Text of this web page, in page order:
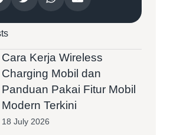
Cara Kerja Wireless
Charging Mobil dan
Panduan Pakai Fitur Mobil
Modern Terkini
18 July 2026